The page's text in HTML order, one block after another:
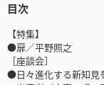
目次
【特集】
●扉／平野照之
［座談会］
●日々進化する新知見